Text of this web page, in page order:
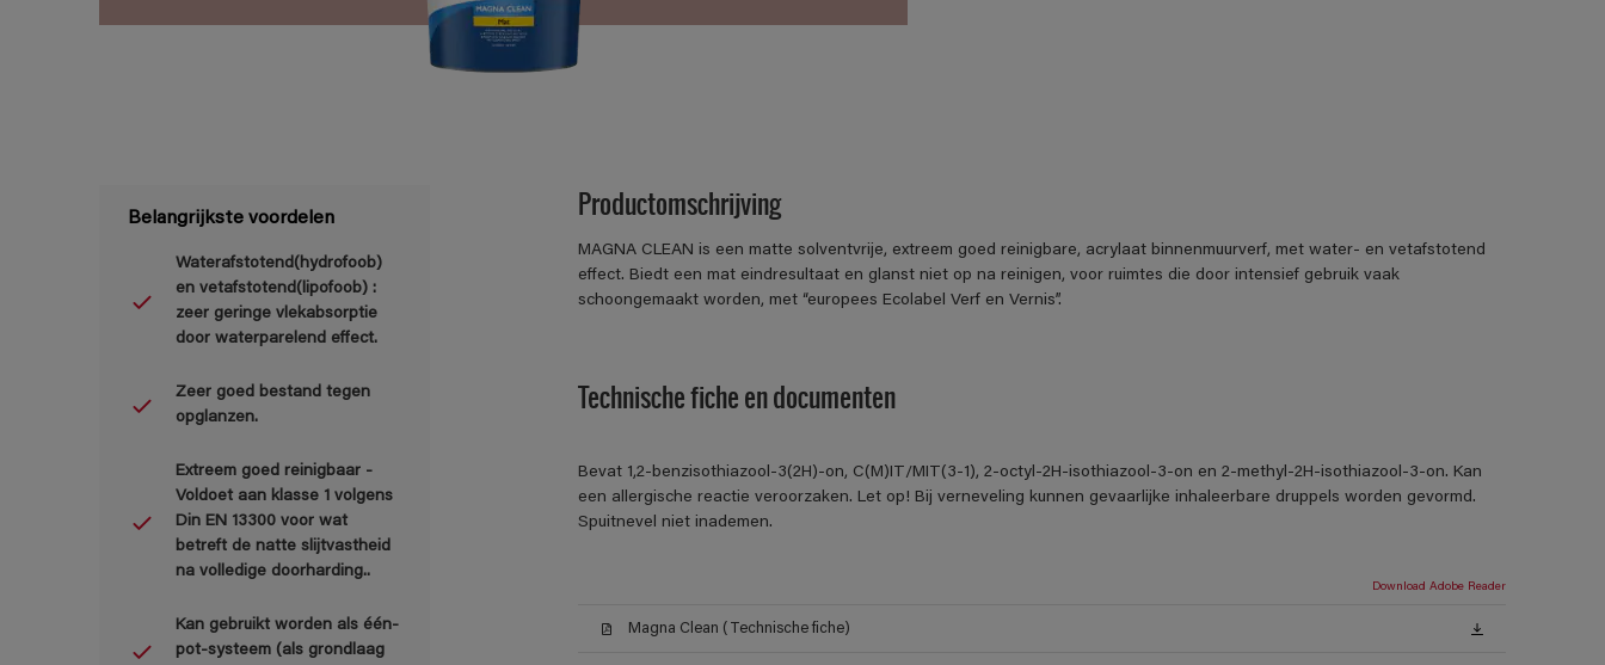
Belangrijkste voordelen
Waterafstotend(hydrofoob)
en vetafstotend(lipofoob) :
zeer geringe vlekabsorptie
door waterparelend effect.
Zeer goed bestand tegen
opglanzen.
Extreem goed reinigbaar -
Voldoet aan klasse 1 volgens
Din EN 13300 voor wat
betreft de natte slijtvastheid
na volledige doorharding..
Kan gebruikt worden als één-
pot-systeem (als grondlaag
Productomschrijving
MAGNA CLEAN is een matte solventvrije, extreem goed reinigbare, acrylaat binnenmuurverf, met water- en vetafstotend
effect. Biedt een mat eindresultaat en glanst niet op na reinigen, voor ruimtes die door intensief gebruik vaak
schoongemaakt worden, met “europees Ecolabel Verf en Vernis”.
Technische fiche en documenten
Bevat 1,2-benzisothiazool-3(2H)-on, C(M)IT/MIT(3-1), 2-octyl-2H-isothiazool-3-on en 2-methyl-2H-isothiazool-3-on. Kan
een allergische reactie veroorzaken. Let op! Bij verneveling kunnen gevaarlijke inhaleerbare druppels worden gevormd.
Spuitnevel niet inademen.
Download Adobe Reader
Magna Clean (Technische fiche)